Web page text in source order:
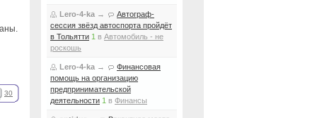
30
Lero-4-ka →
Автограф-
сессия звёзд автоспорта пройдёт
в Тольятти 1 в Автомобиль - не
роскошь
Lero-4-ka →
Финансовая
помощь на организацию
предпринимательской
деятельности 1 в Финансы